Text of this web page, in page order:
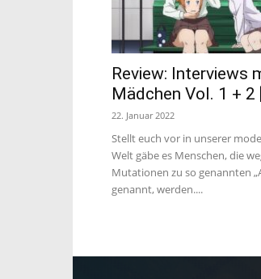
Review: Interviews
Mädchen Vol. 1 + 2
22. Januar 2022
Stellt euch vor in unserer
Welt gäbe es Menschen, die
Mutationen zu so genannten
genannt, werden....